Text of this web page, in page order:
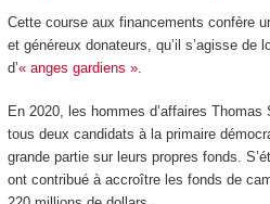
Cette course aux financements confère
et généreux donateurs, qu’il s’agisse de
d’« anges gardiens ».
En 2020, les hommes d’affaires
tous deux candidats à la primaire
grande partie sur leurs propres fonds.
ont contribué à accroître les fonds de